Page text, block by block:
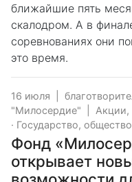
ближайшие пять
скалодром. А в
соревнованиях они
это время.
16 июля
"Милосердие"
Акции,
· Государство, общество
Фонд
открывает